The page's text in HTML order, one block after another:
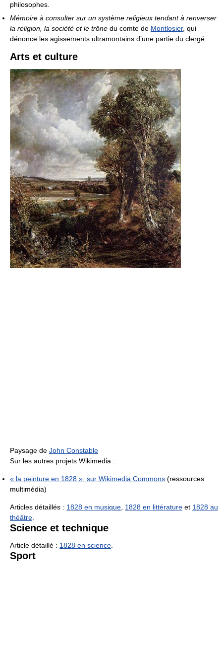
philosophes.
Mémoire à consulter sur un système religieux tendant à renverser
la religion, la société et le trône du comte de Montlosier, qui
dénonce les agissements ultramontains d’une partie du clergé.
Arts et culture
Paysage de John Constable
Sur les autres projets Wikimedia :
« la peinture en 1828 », sur Wikimedia Commons (ressources
multimédia)
Articles détaillés : 1828 en musique, 1828 en littérature et 1828 au
théâtre.
Science et technique
Article détaillé : 1828 en science.
Sport